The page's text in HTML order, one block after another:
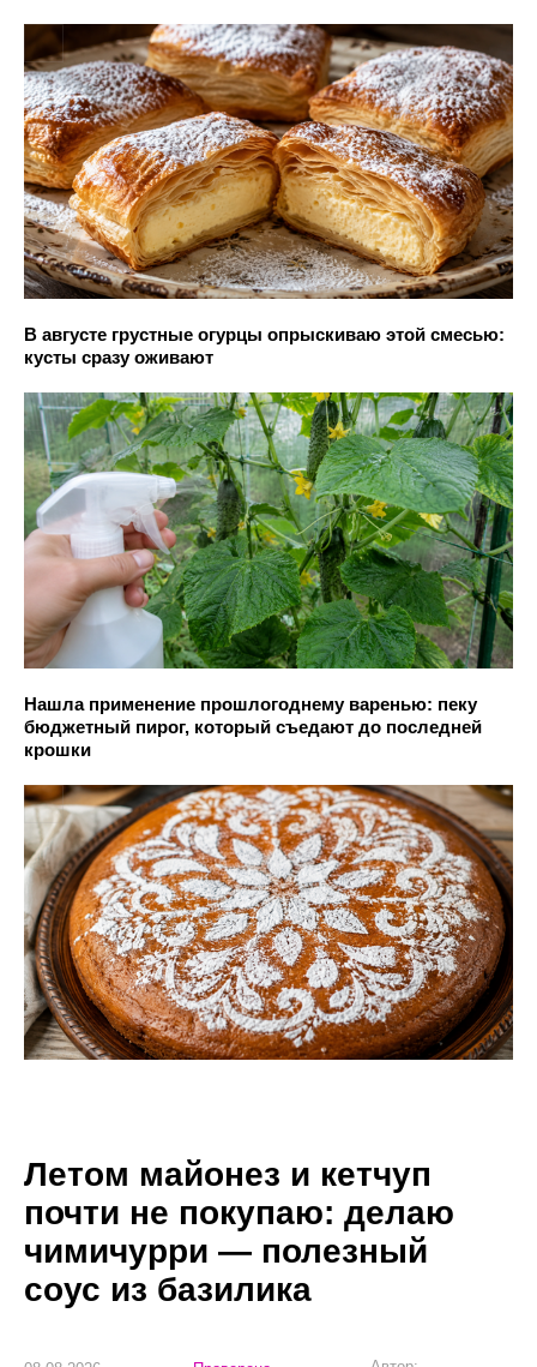
В августе грустные огурцы опрыскиваю этой смесью:
кусты сразу оживают
Нашла применение прошлогоднему варенью: пеку
бюджетный пирог, который съедают до последней
крошки
Летом майонез и кетчуп
почти не покупаю: делаю
чимичурри — полезный
соус из базилика